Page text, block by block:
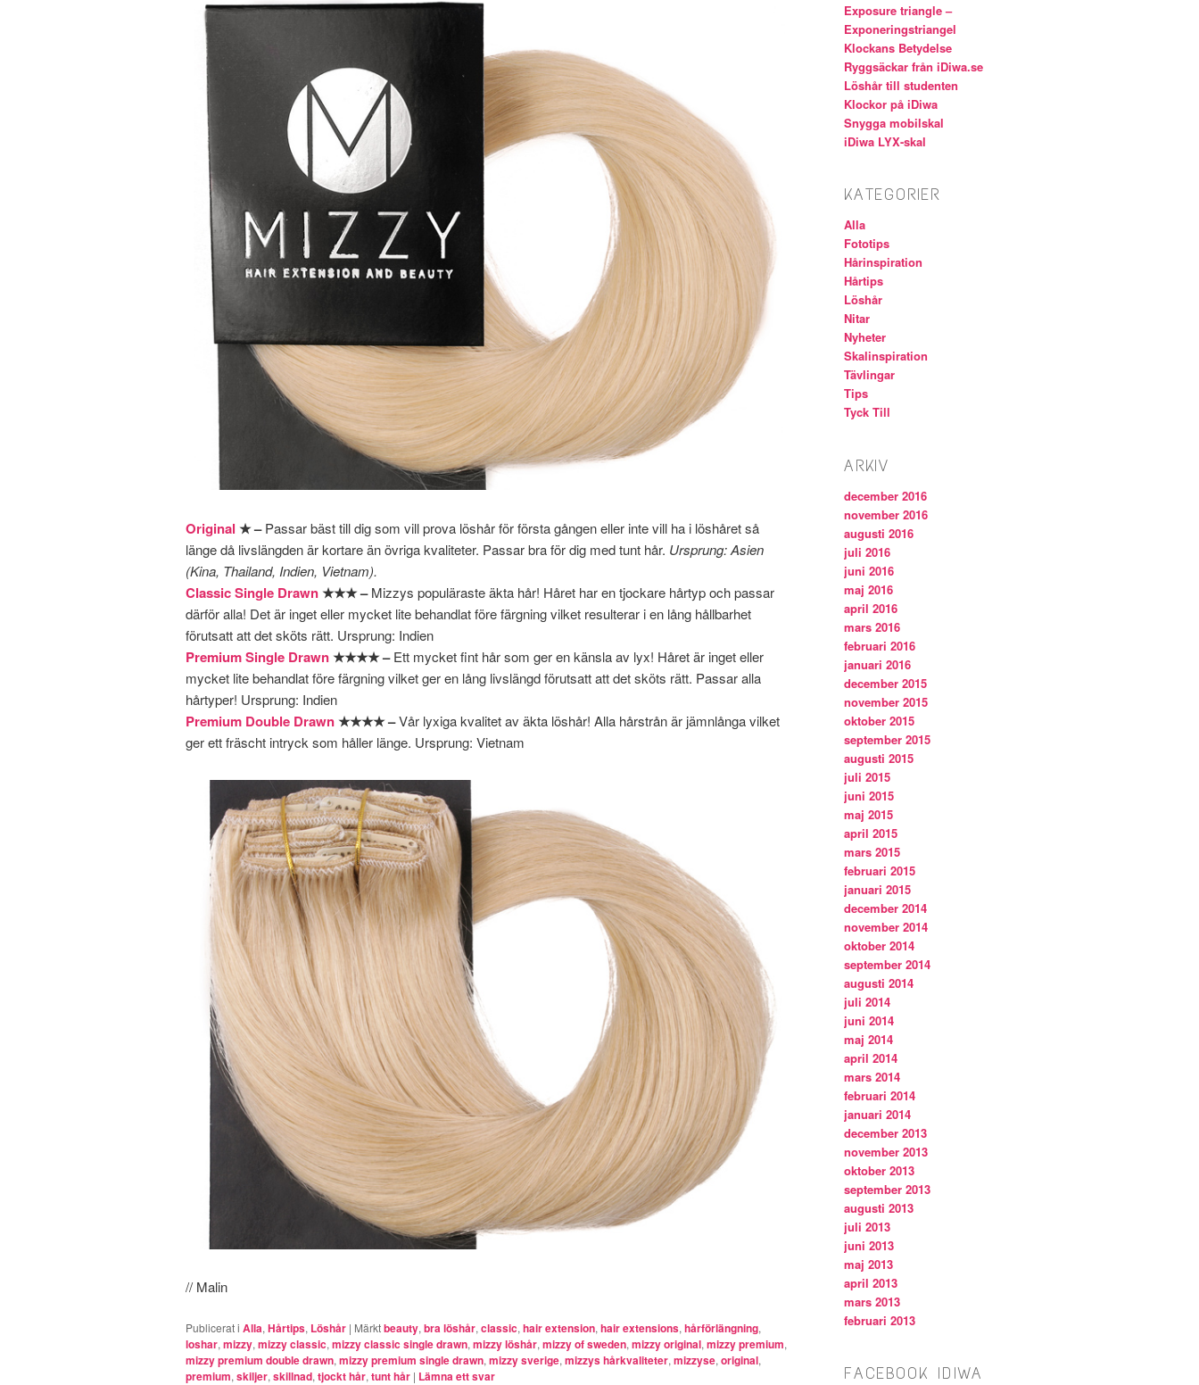
Original ★ –Passar bäst till dig som vill prova löshår för första gången eller inte vill ha i löshåret så
länge då livslängden är kortare än övriga kvaliteter. Passar bra för dig med tunt hår. Ursprung: Asien
(Kina, Thailand, Indien, Vietnam).
Classic Single Drawn★★★ –Mizzys populäraste äkta hår! Håret har en tjockare hårtyp och passar
därför alla! Det är inget eller mycket lite behandlat före färgning vilket resulterar i en lång hållbarhet
förutsatt att det sköts rätt. Ursprung: Indien
Premium Single Drawn★★★★ –Ett mycket fint hår som ger en känsla av lyx! Håret är inget eller
mycket lite behandlat före färgning vilket ger en lång livslängd förutsatt att det sköts rätt. Passar alla
hårtyper! Ursprung: Indien
Premium Double Drawn★★★★ –Vår lyxiga kvalitet av äkta löshår! Alla hårstrån är jämnlånga vilket
ger ett fräscht intryck som håller länge. Ursprung: Vietnam
// Malin
Publicerat i Alla, Hårtips, Löshår | Märktbeauty, bra löshår, classic, hair extension, hair extensions, hårförlängning,
loshar, mizzy, mizzy classic, mizzy classic single drawn, mizzy löshår, mizzy of sweden, mizzy original, mizzy premium,
mizzy premium double drawn, mizzy premium single drawn, mizzy sverige, mizzys hårkvaliteter, mizzyse, original,
premium, skiljer, skillnad, tjockt hår, tunt hår | Lämna ett svar
Exposure triangle –
Exponeringstriangel
Klockans Betydelse
Ryggsäckar från iDiwa.se
Löshår till studenten
Klockor på iDiwa
Snygga mobilskal
iDiwa LYX-skal
KATEGORIER
Alla
Fototips
Hårinspiration
Hårtips
Löshår
Nitar
Nyheter
Skalinspiration
Tävlingar
Tips
Tyck Till
ARKIV
december 2016
november 2016
augusti 2016
juli 2016
juni 2016
maj 2016
april 2016
mars 2016
februari 2016
januari 2016
december 2015
november 2015
oktober 2015
september 2015
augusti 2015
juli 2015
juni 2015
maj 2015
april 2015
mars 2015
februari 2015
januari 2015
december 2014
november 2014
oktober 2014
september 2014
augusti 2014
juli 2014
juni 2014
maj 2014
april 2014
mars 2014
februari 2014
januari 2014
december 2013
november 2013
oktober 2013
september 2013
augusti 2013
juli 2013
juni 2013
maj 2013
april 2013
mars 2013
februari 2013
FACEBOOK IDIWA